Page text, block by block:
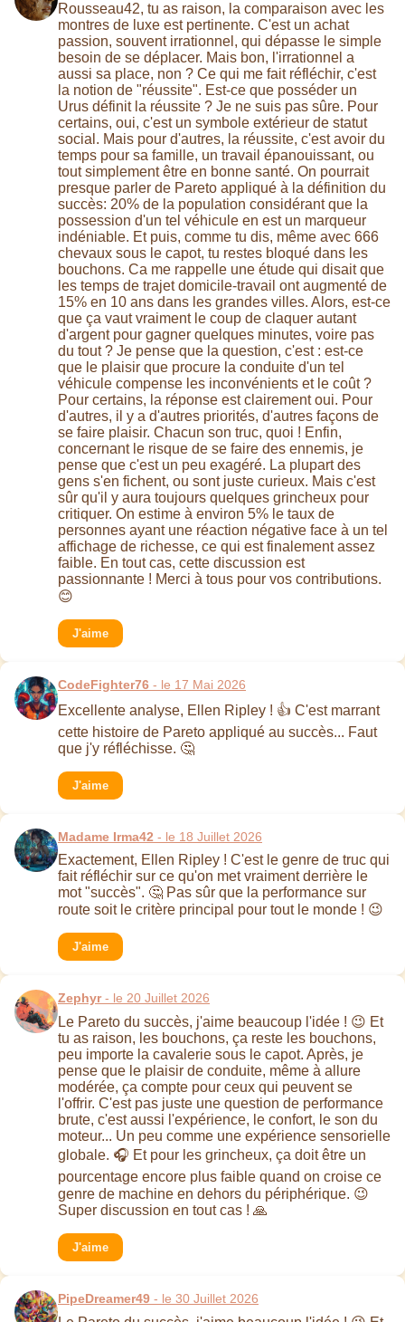
Rousseau42, tu as raison, la comparaison avec les
montres de luxe est pertinente. C'est un achat
passion, souvent irrationnel, qui dépasse le simple
besoin de se déplacer. Mais bon, l'irrationnel a
aussi sa place, non ? Ce qui me fait réfléchir, c'est
la notion de "réussite". Est-ce que posséder un
Urus définit la réussite ? Je ne suis pas sûre. Pour
certains, oui, c'est un symbole extérieur de statut
social. Mais pour d'autres, la réussite, c'est avoir du
temps pour sa famille, un travail épanouissant, ou
tout simplement être en bonne santé. On pourrait
presque parler de Pareto appliqué à la définition du
succès: 20% de la population considérant que la
possession d'un tel véhicule en est un marqueur
indéniable. Et puis, comme tu dis, même avec 666
chevaux sous le capot, tu restes bloqué dans les
bouchons. Ca me rappelle une étude qui disait que
les temps de trajet domicile-travail ont augmenté de
15% en 10 ans dans les grandes villes. Alors, est-ce
que ça vaut vraiment le coup de claquer autant
d'argent pour gagner quelques minutes, voire pas
du tout ? Je pense que la question, c'est : est-ce
que le plaisir que procure la conduite d'un tel
véhicule compense les inconvénients et le coût ?
Pour certains, la réponse est clairement oui. Pour
d'autres, il y a d'autres priorités, d'autres façons de
se faire plaisir. Chacun son truc, quoi ! Enfin,
concernant le risque de se faire des ennemis, je
pense que c'est un peu exagéré. La plupart des
gens s'en fichent, ou sont juste curieux. Mais c'est
sûr qu'il y aura toujours quelques grincheux pour
critiquer. On estime à environ 5% le taux de
personnes ayant une réaction négative face à un tel
affichage de richesse, ce qui est finalement assez
faible. En tout cas, cette discussion est
passionnante ! Merci à tous pour vos contributions.
😊
J'aime
CodeFighter76 - le 17 Mai 2026
Excellente analyse, Ellen Ripley ! 👍 C'est marrant
cette histoire de Pareto appliqué au succès... Faut
que j'y réfléchisse. 🤔
J'aime
Madame Irma42 - le 18 Juillet 2026
Exactement, Ellen Ripley ! C'est le genre de truc qui
fait réfléchir sur ce qu'on met vraiment derrière le
mot "succès". 🤔 Pas sûr que la performance sur
route soit le critère principal pour tout le monde ! 😉
J'aime
Zephyr- le 20 Juillet 2026
Le Pareto du succès, j'aime beaucoup l'idée ! 😉 Et
tu as raison, les bouchons, ça reste les bouchons,
peu importe la cavalerie sous le capot. Après, je
pense que le plaisir de conduite, même à allure
modérée, ça compte pour ceux qui peuvent se
l'offrir. C'est pas juste une question de performance
brute, c'est aussi l'expérience, le confort, le son du
moteur... Un peu comme une expérience sensorielle
globale. 🎧 Et pour les grincheux, ça doit être un
pourcentage encore plus faible quand on croise ce
genre de machine en dehors du périphérique. 😉
Super discussion en tout cas ! 🙏
J'aime
PipeDreamer49 - le 30 Juillet 2026